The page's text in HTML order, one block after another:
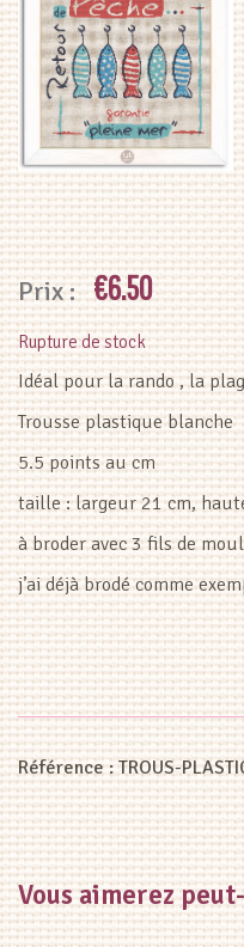
€6.50
Rupture de stock
Idéal pour la rando , la
Trousse plastique blanche
5.5 points au cm
taille : largeur 21 cm,
à broder avec 3 fils de
j’ai déjà brodé comme
Référence :TROUS-
Vous aimerez